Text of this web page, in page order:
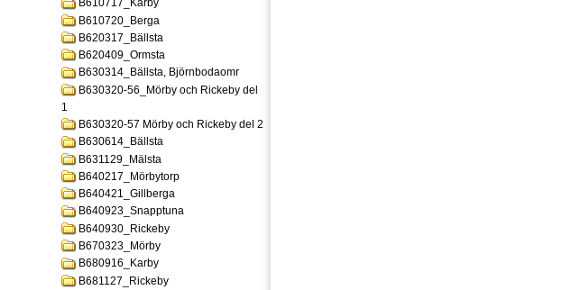
B610717_Karby
B610720_Berga
B620317_Bällsta
B620409_Ormsta
B630314_Bällsta, Björnbodaomr
B630320-56_Mörby och Rickeby del
1
B630320-57 Mörby och Rickeby del 2
B630614_Bällsta
B631129_Mälsta
B640217_Mörbytorp
B640421_Gillberga
B640923_Snapptuna
B640930_Rickeby
B670323_Mörby
B680916_Karby
B681127_Rickeby